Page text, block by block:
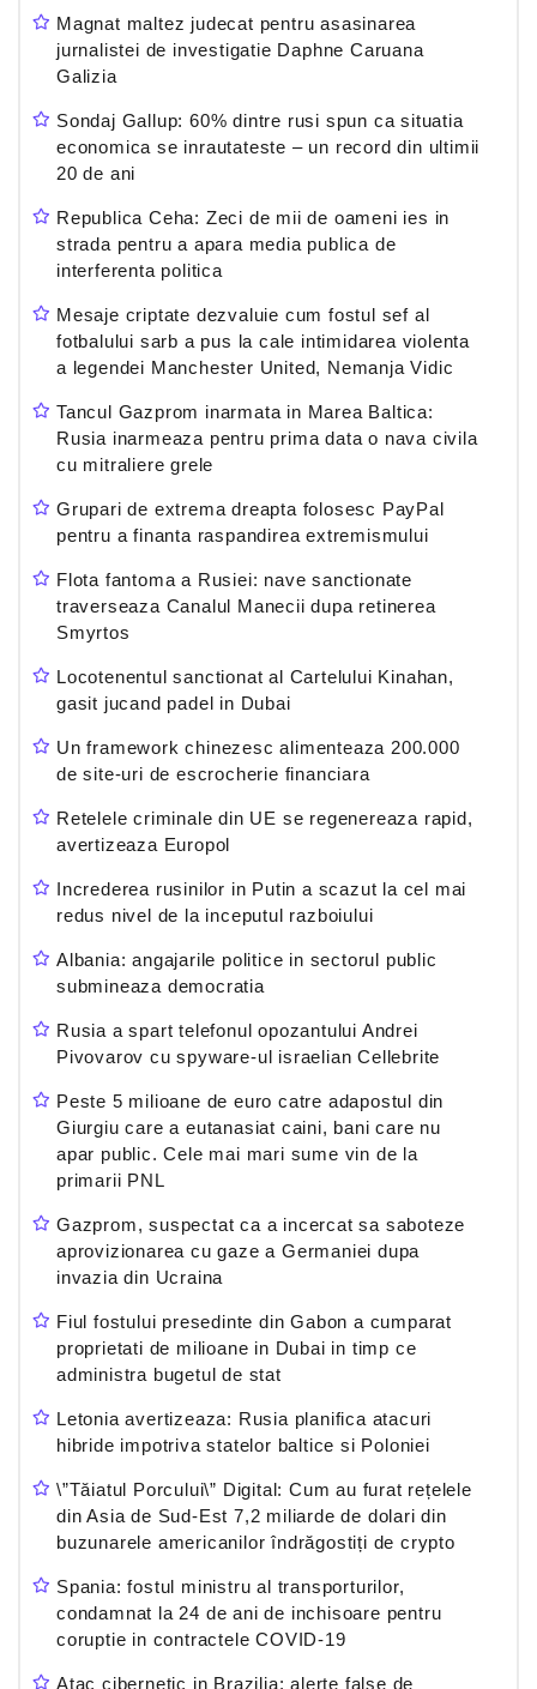
Magnat maltez judecat pentru asasinarea
jurnalistei de investigatie Daphne Caruana
Galizia
Sondaj Gallup: 60% dintre rusi spun ca situatia
economica se inrautateste – un record din ultimii
20 de ani
Republica Ceha: Zeci de mii de oameni ies in
strada pentru a apara media publica de
interferenta politica
Mesaje criptate dezvaluie cum fostul sef al
fotbalului sarb a pus la cale intimidarea violenta
a legendei Manchester United, Nemanja Vidic
Tancul Gazprom inarmata in Marea Baltica:
Rusia inarmeaza pentru prima data o nava civila
cu mitraliere grele
Grupari de extrema dreapta folosesc PayPal
pentru a finanta raspandirea extremismului
Flota fantoma a Rusiei: nave sanctionate
traverseaza Canalul Manecii dupa retinerea
Smyrtos
Locotenentul sanctionat al Cartelului Kinahan,
gasit jucand padel in Dubai
Un framework chinezesc alimenteaza 200.000
de site-uri de escrocherie financiara
Retelele criminale din UE se regenereaza rapid,
avertizeaza Europol
Increderea rusinilor in Putin a scazut la cel mai
redus nivel de la inceputul razboiului
Albania: angajarile politice in sectorul public
submineaza democratia
Rusia a spart telefonul opozantului Andrei
Pivovarov cu spyware-ul israelian Cellebrite
Peste 5 milioane de euro catre adapostul din
Giurgiu care a eutanasiat caini, bani care nu
apar public. Cele mai mari sume vin de la
primarii PNL
Gazprom, suspectat ca a incercat sa saboteze
aprovizionarea cu gaze a Germaniei dupa
invazia din Ucraina
Fiul fostului presedinte din Gabon a cumparat
proprietati de milioane in Dubai in timp ce
administra bugetul de stat
Letonia avertizeaza: Rusia planifica atacuri
hibride impotriva statelor baltice si Poloniei
\”Tăiatul Porcului\” Digital: Cum au furat rețelele
din Asia de Sud-Est 7,2 miliarde de dolari din
buzunarele americanilor îndrăgostiți de crypto
Spania: fostul ministru al transporturilor,
condamnat la 24 de ani de inchisoare pentru
coruptie in contractele COVID-19
Atac cibernetic in Brazilia: alerte false de